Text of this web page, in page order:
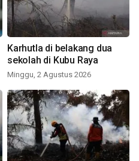
Karhutla di belakang dua
sekolah di Kubu Raya
Minggu, 2 Agustus 2026